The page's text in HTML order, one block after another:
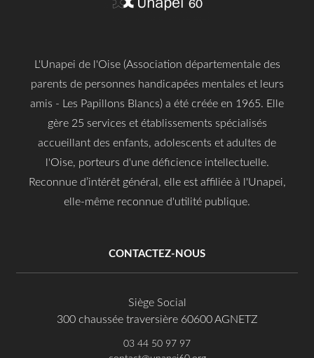
L'Unapei de l'Oise (Association départementale des
parents de personnes handicapées mentales et leurs
amis - Les Papillons Blancs) a été créée en 1965. Elle
gère 25 services et établissements spécialisés
accueillant des enfants, adolescents et adultes de
l'Oise, porteurs d'une déficience intellectuelle.
Reconnue d’intérêt général, elle est affiliée à l'Unapei,
elle-même reconnue d'utilité publique.
CONTACTEZ-NOUS
Siège Social
300 chaussée traversière 60600 AGNETZ
03 44 50 97 97